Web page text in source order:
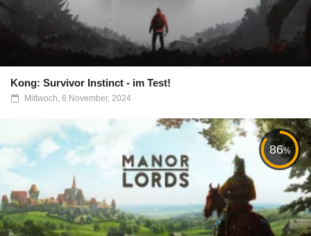
Kong: Survivor Instinct - im Test!
Mittwoch, 6 November, 2024
86%